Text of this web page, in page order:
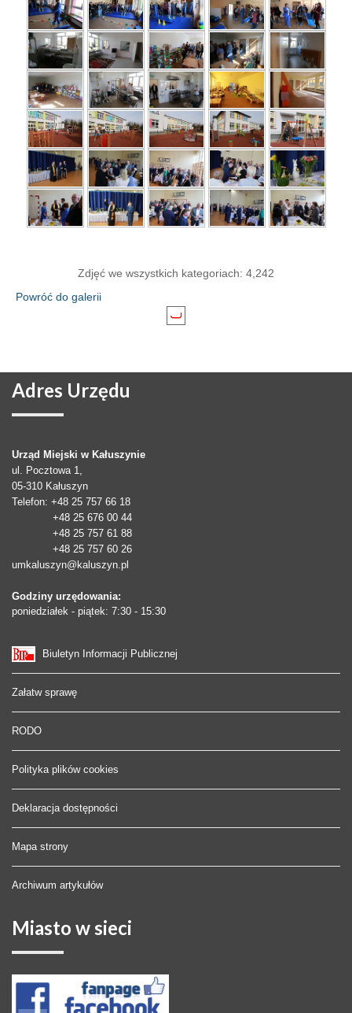
Zdjęć we wszystkich kategoriach: 4,242
Powróć do galerii
Adres Urzędu
Urząd Miejski w Kałuszynie
ul. Pocztowa 1,
05-310 Kałuszyn
Telefon: +48 25 757 66 18
+48 25 676 00 44
+48 25 757 61 88
+48 25 757 60 26
umkaluszyn@kaluszyn.pl
Godziny urzędowania:
poniedziałek - piątek: 7:30 - 15:30
Biuletyn Informacji Publicznej
Załatw sprawę
RODO
Polityka plików cookies
Deklaracja dostępności
Mapa strony
Archiwum artykułów
Miasto w sieci